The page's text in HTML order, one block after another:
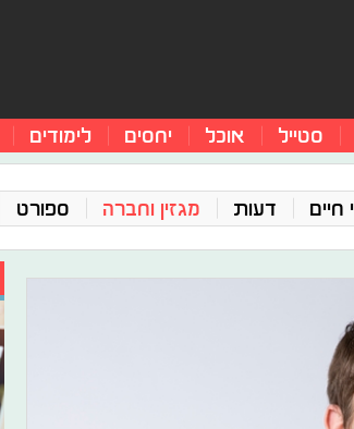
סטייל אוכל יחסים לימודים
חיים דעות מגזין וחברה ספורט